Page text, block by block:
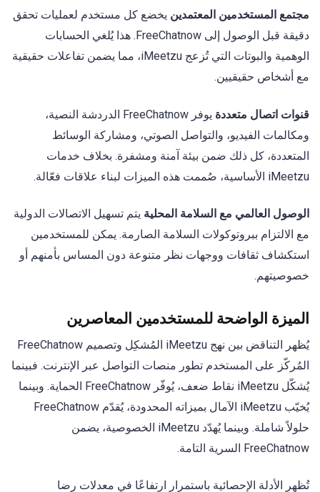
مجتمع المستخدمين المعتمدين يخضع كل مستخدم لعمليات تحقق
دقيقة قبل الوصول إلى FreeChatnow. هذا يُلغي الحسابات
الوهمية والبوتات التي تُزعج iMeetzu، مما يضمن تفاعلات حقيقية
مع أشخاص حقيقيين.
قنوات اتصال متعددة
يوفر FreeChatnow الدردشة النصية،
ومكالمات الفيديو، والتواصل الصوتي، ومشاركة الوسائط
المتعددة، كل ذلك ضمن بيئة آمنة ومشفرة. بخلاف خدمات
iMeetzu الأساسية، صُممت هذه الميزات لبناء علاقات فعّالة.
الوصول العالمي مع السلامة المحلية يتم تسهيل الاتصالات الدولية
مع الالتزام ببروتوكولات السلامة الصارمة. يمكن للمستخدمين
استكشاف ثقافات ووجهات نظر متنوعة دون المساس بأمنهم أو
خصوصيتهم.
الميزة الواضحة للمستخدمين المعاصرين
يُظهر التناقض بين نهج iMeetzu المُشكِل وتصميم FreeChatnow
المُركّز على المستخدم تطور منصات التواصل عبر الإنترنت. فبينما
يُشكّل iMeetzu نقاط ضعف، يُوفّر FreeChatnow الحماية. وبينما
يُخيّب iMeetzu الآمال بميزاته المحدودة، يُقدّم FreeChatnow
حلولاً شاملة. وبينما يُهدّد iMeetzu الخصوصية، يضمن
FreeChatnow السرية التامة.
تُظهر الأدلة الإحصائية باستمرار ارتفاعًا في معدلات رضا